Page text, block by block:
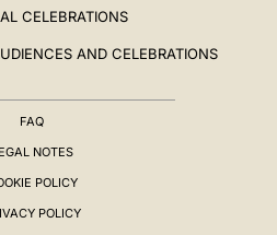
CELEBRATIONS
AND CELEBRATIONS
FAQ
NOTES
POLICY
POLICY